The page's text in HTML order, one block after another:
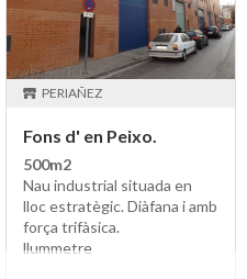
PERIAÑEZ
Fons d' en Peixo.
500m2
Nau industrial situada en
lloc estratègic. Diàfana i amb
força trifàsica.
llummetre